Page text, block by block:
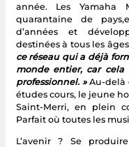
année. Les Yamaha
quarantaine de
d’années et
destinées à tous les
ce réseau qui a déjà
monde entier, car
professionnel. »Au-delà
études cours, le jeune
Saint-Merri, en plein
Parfait où toutes les
L’avenir ? Se